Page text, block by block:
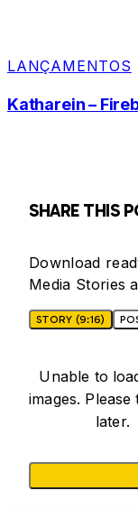
LANÇAMENTOS
Katharein –
SHARE THIS
Download
Media Stories
STORY (9:16)
Unable to
images. Please
later.